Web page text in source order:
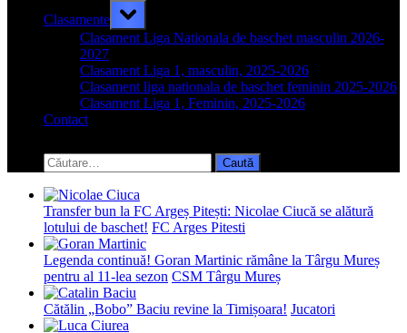
Clasamente
Toggle
sub-
menu
Clasament Liga Nationala de baschet masculin 2026-
2027
Clasament Liga 1, masculin, 2025-2026
Clasament liga nationala de baschet feminin 2025-2026
Clasament Liga 1, Feminin, 2025-2026
Contact
search
form
Caută
după:
Transfer bun la FC Argeș Pitești: Nicolae Ciucă se alătură
lotului de baschet! FC Arges Pitesti
Legenda continuă! Goran Martinic rămâne la Târgu Mureș
pentru al 11-lea sezon CSM Târgu Mureș
Cătălin „Bobo” Baciu revine la Timișoara! Jucatori